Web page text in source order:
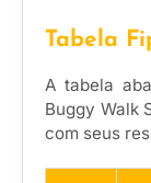
Tabela
A tabela
Buggy Walk
com seus